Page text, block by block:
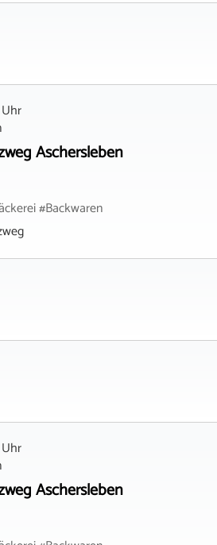
Aschersleben
#Backwaren
Aschersleben